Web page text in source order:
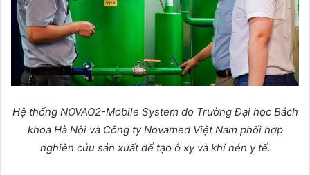
Hệ thống NOVAO2-Mobile System do Trường Đại học Bách
khoa Hà Nội và Công ty Novamed Việt Nam phối hợp
nghiên cứu sản xuất để tạo ô xy và khí nén y tế.